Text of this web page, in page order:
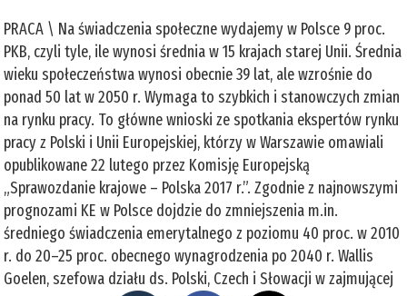
PRACA \ Na świadczenia społeczne wydajemy w Polsce 9 proc.
PKB, czyli tyle, ile wynosi średnia w 15 krajach starej Unii. Średnia
wieku społeczeństwa wynosi obecnie 39 lat, ale wzrośnie do
ponad 50 lat w 2050 r. Wymaga to szybkich i stanowczych zmian
na rynku pracy. To główne wnioski ze spot­kania ekspertów rynku
pracy z Polski i Unii Europejskiej, którzy w Warszawie omawiali
opublikowane 22 lutego przez Komisję Europejską
„Sprawozdanie krajowe – Polska 2017 r.”. Zgodnie z najnowszymi
prognozami KE w Polsce dojdzie do zmniejszenia m.in.
średniego świadczenia emerytalnego z poziomu 40 proc. w 2010
r. do 20–25 proc. obecnego wynagrodzenia po 2040 r. Wallis
Goelen, szefowa działu ds. Polski, Czech i Słowacji w zajmującej